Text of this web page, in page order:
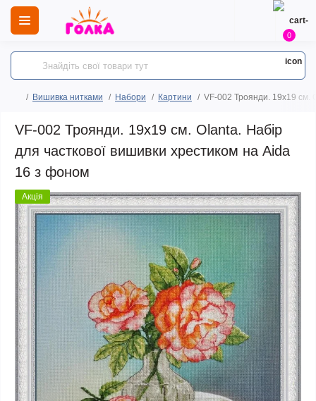
0
Вишивка нитками Набори Картини VF-002 Троянди. 19х19 см.
VF-002 Троянди. 19х19 см. Olanta. Набір
для часткової вишивки хрестиком на Aida
16 з фоном
Акція